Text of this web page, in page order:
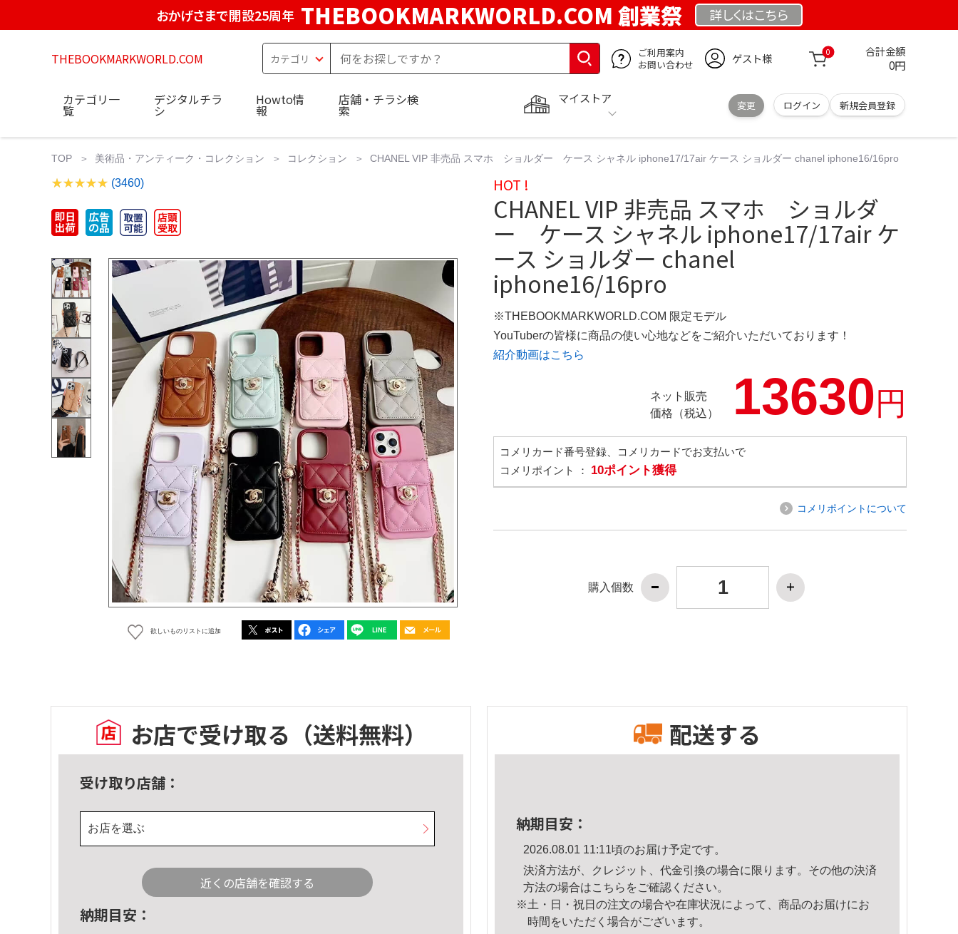
おかげさまで開設25周年 THEBOOKMARKWORLD.COM 創業祭 詳しくはこちら
THEBOOKMARKWORLD.COM
ご利用案内
お問い合わせ
ゲスト様 0 合計金額
0円
マイストア
変更 ログイン 新規会員登録
カテゴリ一
覧
デジタルチラ
シ
Howto情
報
店舗・チラシ検
索
TOP 美術品・アンティーク・コレクション コレクション CHANEL VIP 非売品 スマホ ショルダー ケース シャネル iphone17/17air ケース ショルダー chanel iphone16/16pro
(3460)
欲しいものリストに追加
HOT !
CHANEL VIP 非売品 スマホ ショルダ
ー ケース シャネル iphone17/17air ケ
ース ショルダー chanel
iphone16/16pro
※THEBOOKMARKWORLD.COM 限定モデル
YouTuberの皆様に商品の使い心地などをご紹介いただいております！
紹介動画はこちら
ネット販売
価格（税込）
13630円
コメリカード番号登録、コメリカードでお支払いで
コメリポイント ： 10ポイント獲得
コメリポイントについて
購入個数
お店で受け取る （送料無料）
受け取り店舗：
お店を選ぶ
近くの店舗を確認する
納期目安：
配送する
納期目安：
2026.08.01 11:11頃のお届け予定です。
決済方法が、クレジット、代金引換の場合に限ります。その他の決済
方法の場合はこちら をご確認ください。
※土・日・祝日の注文の場合や在庫状況によって、商品のお届けにお
時間をいただく場合がございます。